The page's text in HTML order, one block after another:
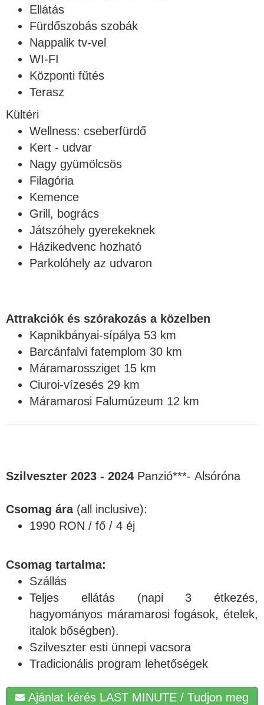
Ellátás
Fürdőszobás szobák
Nappalik tv-vel
WI-FI
Központi fűtés
Terasz
Kültéri
Wellness: cseberfürdő
Kert - udvar
Nagy gyümölcsös​
Filagória
Kemence
Grill, bogrács
Játszóhely gyerekeknek
Házikedvenc hozható
Parkolóhely az udvaron
Attrakciók és szórakozás a közelben
Kapnikbányai-sípálya 53 km
Barcánfalvi fatemplom 30 km
Máramarossziget 15 km
Ciuroi-vízesés 29 km
Máramarosi Falumúzeum 12 km
Szilveszter 2023 - 2024 Panzió***- Alsóróna
Csomag ára (all inclusive):
1990 RON / fő / 4 éj
Csomag tartalma:
Szállás
Teljes ellátás (napi 3 étkezés,
hagyományos máramarosi fogások, ételek,
italok bőségben).
Szilveszter esti ünnepi vacsora
Tradicionális program lehetőségek
Ajánlat kérés LAST MINUTE / Tudjon meg